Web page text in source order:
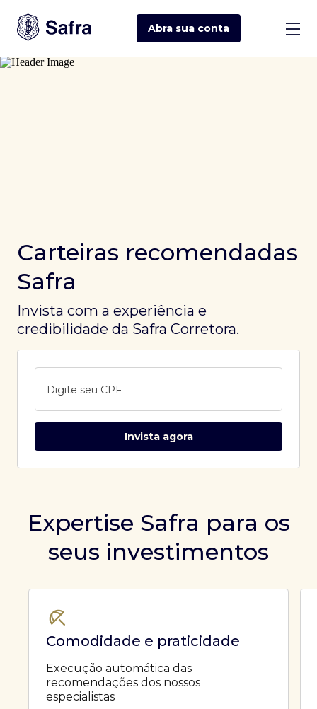
Abra sua conta
Carteiras recomendadas
Safra
Invista com a experiência e
credibilidade da Safra Corretora.
Digite seu CPF
Invista agora
Expertise Safra para os
seus investimentos
Comodidade e praticidade
Execução automática das
recomendações dos nossos
especialistas